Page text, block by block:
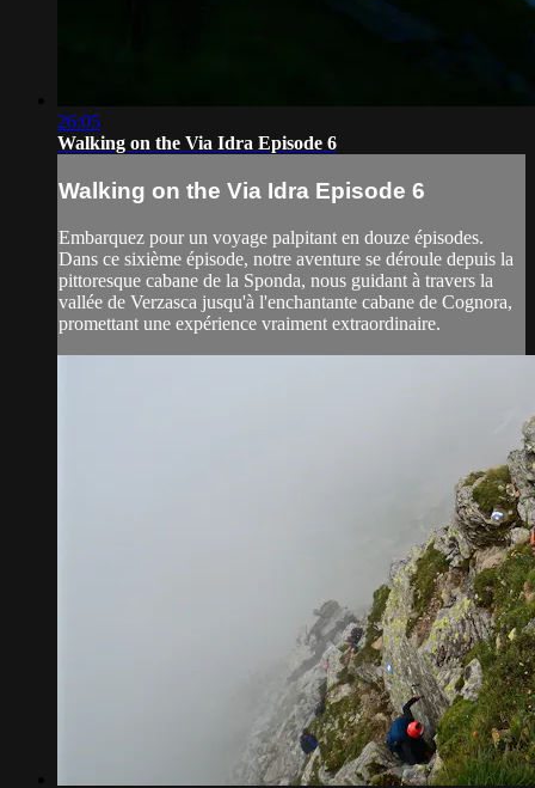
26:05
Walking on the Via Idra Episode 6
Walking on the Via Idra Episode 6
Embarquez pour un voyage palpitant en douze épisodes.
Dans ce sixième épisode, notre aventure se déroule depuis la
pittoresque cabane de la Sponda, nous guidant à travers la
vallée de Verzasca jusqu'à l'enchantante cabane de Cognora,
promettant une expérience vraiment extraordinaire.